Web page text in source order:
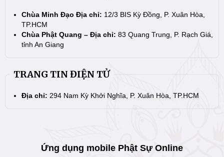
Chùa Minh Đạo Địa chỉ: 12/3 BIS Kỳ Đồng, P. Xuân Hòa,
TP.HCM
Chùa Phật Quang – Địa chỉ: 83 Quang Trung, P. Rạch Giá,
tỉnh An Giang
TRANG TIN ĐIỆN TỬ
Địa chỉ: 294 Nam Kỳ Khởi Nghĩa, P. Xuân Hòa, TP.HCM
Ứng dụng mobile Phật Sự Online